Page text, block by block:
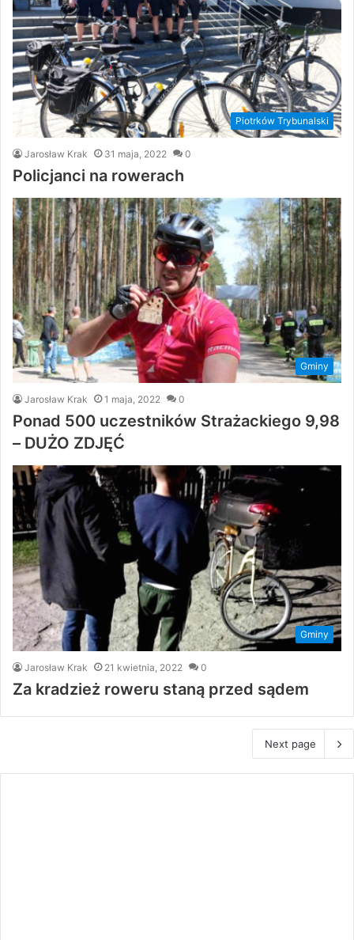
Piotrków Trybunalski
Jarosław Krak 31 maja, 2022 0
Policjanci na rowerach
Gminy
Jarosław Krak 1 maja, 2022 0
Ponad 500 uczestników Strażackiego 9,98
– DUŻO ZDJĘĆ
Gminy
Jarosław Krak 21 kwietnia, 2022 0
Za kradzież roweru staną przed sądem
Next page